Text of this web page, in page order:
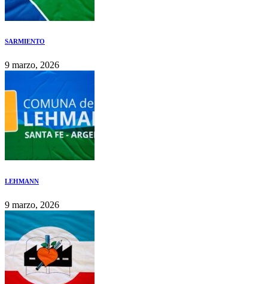
SARMIENTO
9 marzo, 2026
LEHMANN
9 marzo, 2026